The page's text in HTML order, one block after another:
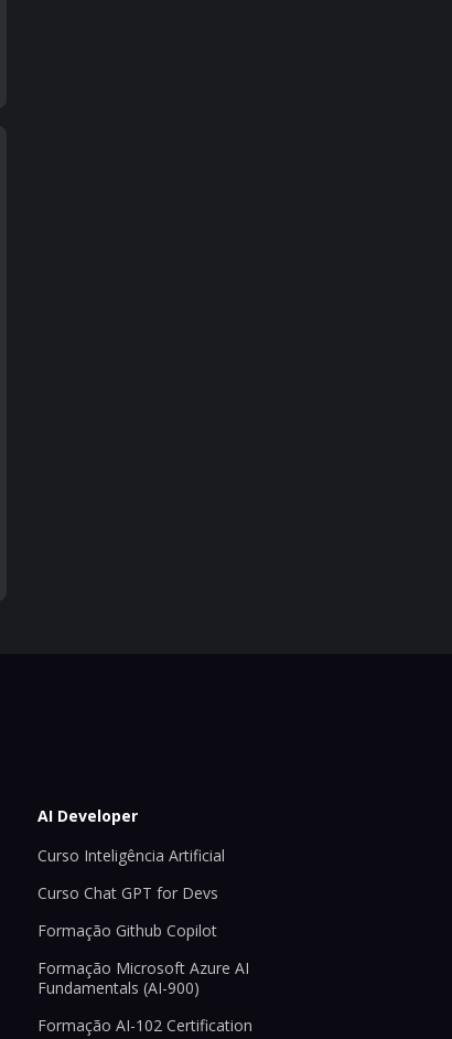
AI Developer
Curso Inteligência Artificial
Curso Chat GPT for Devs
Formação Github Copilot
Formação Microsoft Azure AI
Fundamentals (AI-900)
Formação AI-102 Certification